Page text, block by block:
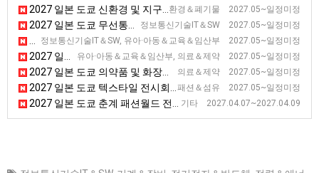
환경＆폐기물 2027.05~일정미정
2027 일본 도쿄 신환경 및 지구온난화 방지 전시회
정보통신기술IT＆SW 2027.05~일정미정
2027 일본 도쿄 무선통신 전시회 [WIRELESS JAPAN]
정보통신기술IT＆SW, 유아·아동＆교육＆임산부 2027.05~일정미정
유아·아동＆교육＆임산부, 의료＆제약 2027.05~일정미정
2027 일본 도쿄 펨텍 전시회
의료＆제약 2027.05~일정미정
2027 일본 도쿄 의약품 및 화장품 제조 전시회 [Interphex]
패션＆섬유 2027.05~일정미정
2027 일본 도쿄 텍스타일 전시회 [JFW]
기타 2027.04.07~2027.04.09
2027 일본 도쿄 춘계 패션월드 전시회